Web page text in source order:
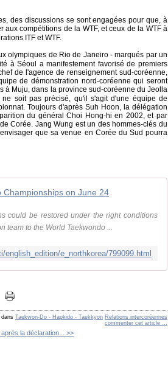
des discussions se sont engagées pour que, à
compétitions de la WTF, et ceux de la WTF à
ITF et WTF.
olympiques de Rio de Janeiro - marqués par un
à Séoul a manifestement favorisé de premiers
de l'agence de renseignement sud-coréenne,
de démonstration nord-coréenne qui seront
à Muju, dans la province sud-coréenne du Jeolla
soit pas précisé, qu'il s'agit d'une équipe de
Toujours d'après Suh Hoon, la délégation
du général Choi Hong-hi en 2002, et par
Corée. Jang Wung est un des hommes-clés du
que sa venue en Corée du Sud pourra
Championships on June 24
could be restored under the right conditions
team to the World Taekwondo ...
english_edition/e_northkorea/799099.html
dans Taekwon-Do - Hapkido - Taekkyon Relations intercoréennes
commenter cet article …
après la déclaration... >>